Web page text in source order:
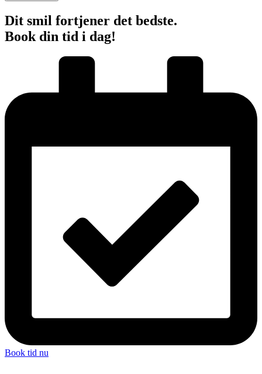
Dit smil fortjener det bedste.
Book din tid i dag!
Book tid nu